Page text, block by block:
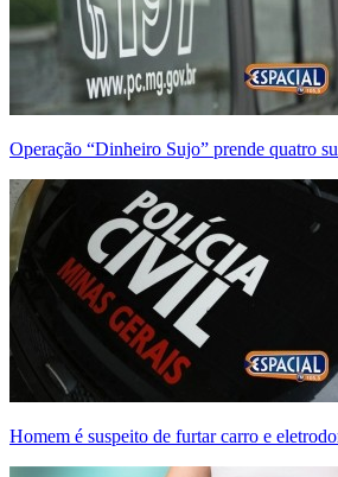
Operação “Dinheiro Sujo” prende quatro
Homem é suspeito de furtar carro e